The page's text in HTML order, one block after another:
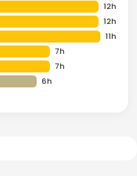
12h
12h
11h
7h
7h
6h